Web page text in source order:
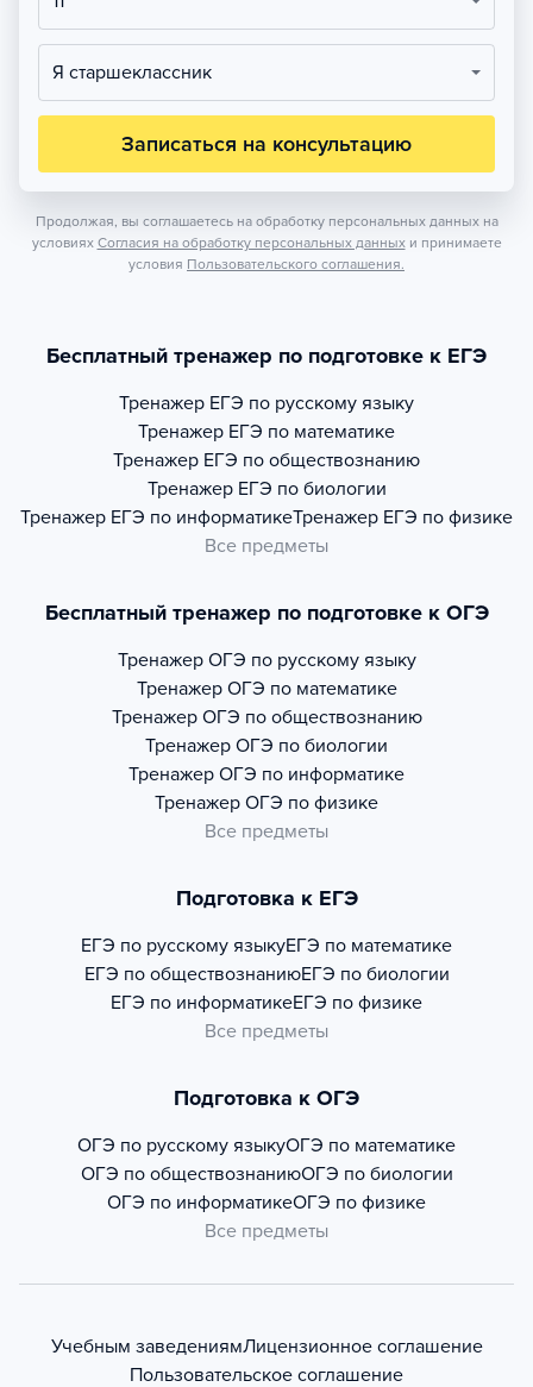
Я старшеклассник
Записаться на консультацию
Продолжая, вы соглашаетесь на обработку персональных данных на
условиях Согласия на обработку персональных данных и принимаете
условия Пользовательского соглашения.
Бесплатный тренажер по подготовке к ЕГЭ
Тренажер ЕГЭ по русскому языку
Тренажер ЕГЭ по математике
Тренажер ЕГЭ по обществознанию
Тренажер ЕГЭ по биологии
Тренажер ЕГЭ по информатикеТренажер ЕГЭ по физике
Все предметы
Бесплатный тренажер по подготовке к ОГЭ
Тренажер ОГЭ по русскому языку
Тренажер ОГЭ по математике
Тренажер ОГЭ по обществознанию
Тренажер ОГЭ по биологии
Тренажер ОГЭ по информатике
Тренажер ОГЭ по физике
Все предметы
Подготовка к ЕГЭ
ЕГЭ по русскому языкуЕГЭ по математике
ЕГЭ по обществознаниюЕГЭ по биологии
ЕГЭ по информатикеЕГЭ по физике
Все предметы
Подготовка к ОГЭ
ОГЭ по русскому языкуОГЭ по математике
ОГЭ по обществознаниюОГЭ по биологии
ОГЭ по информатикеОГЭ по физике
Все предметы
Учебным заведениямЛицензионное соглашение
Пользовательское соглашение